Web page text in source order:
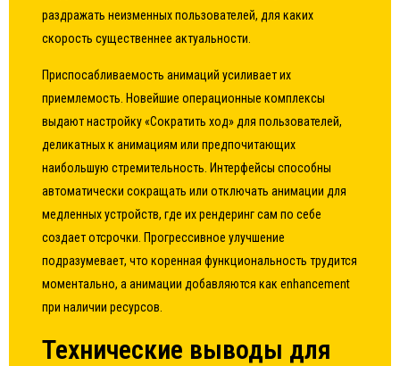
раздражать неизменных пользователей, для каких
скорость существеннее актуальности.
Приспосабливаемость анимаций усиливает их
приемлемость. Новейшие операционные комплексы
выдают настройку «Сократить ход» для пользователей,
деликатных к анимациям или предпочитающих
наибольшую стремительность. Интерфейсы способны
автоматически сокращать или отключать анимации для
медленных устройств, где их рендеринг сам по себе
создает отсрочки. Прогрессивное улучшение
подразумевает, что коренная функциональность трудится
моментально, а анимации добавляются как enhancement
при наличии ресурсов.
Технические выводы для